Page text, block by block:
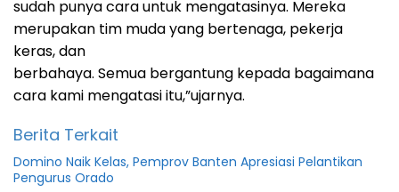
sudah punya cara untuk mengatasinya. Mereka
merupakan tim muda yang bertenaga, pekerja
keras, dan
berbahaya. Semua bergantung kepada bagaimana
cara kami mengatasi itu,”ujarnya.
Berita Terkait
Domino Naik Kelas, Pemprov Banten Apresiasi Pelantikan
Pengurus Orado